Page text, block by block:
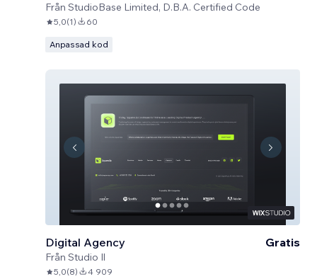
Från StudioBase Limited, D.B.A. Certified Code
5,0(1) 60
Anpassad kod
Digital Agency
Från Studio Il
Gratis
5,0(8) 4 909